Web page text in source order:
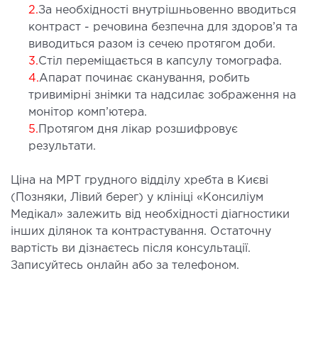
РЕЗОНАНСНА
(МРТ)
органів
нейрохірургії
2.За необхідності внутрішньовенно вводиться
контраст - речовина безпечна для здоров’я та
виводиться разом із сечею протягом доби.
3.Стіл переміщається в капсулу томографа.
4.Апарат починає сканування, робить
тривимірні знімки та надсилає зображення на
монітор комп’ютера.
5. Протягом дня лікар розшифровує
результати.
Ціна на МРТ грудного відділу хребта в Києві
(Позняки, Лівий берег) у клініці «Консиліум
Медікал» залежить від необхідності діагностики
інших ділянок та контрастування. Остаточну
вартість ви дізнаєтесь після консультації.
Записуйтесь онлайн або за телефоном.